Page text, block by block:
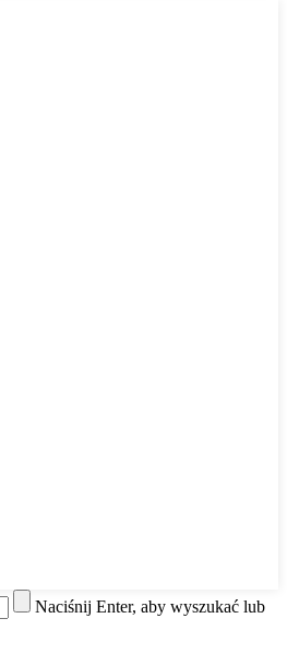
Naciśnij Enter, aby wyszukać lub